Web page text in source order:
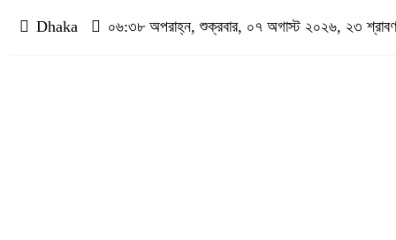
Dhaka ০৬:৩৮ অপরাহ্ন, শুক্রবার, ০৭ অগাস্ট ২০২৬, ২৩ শ্রাবণ